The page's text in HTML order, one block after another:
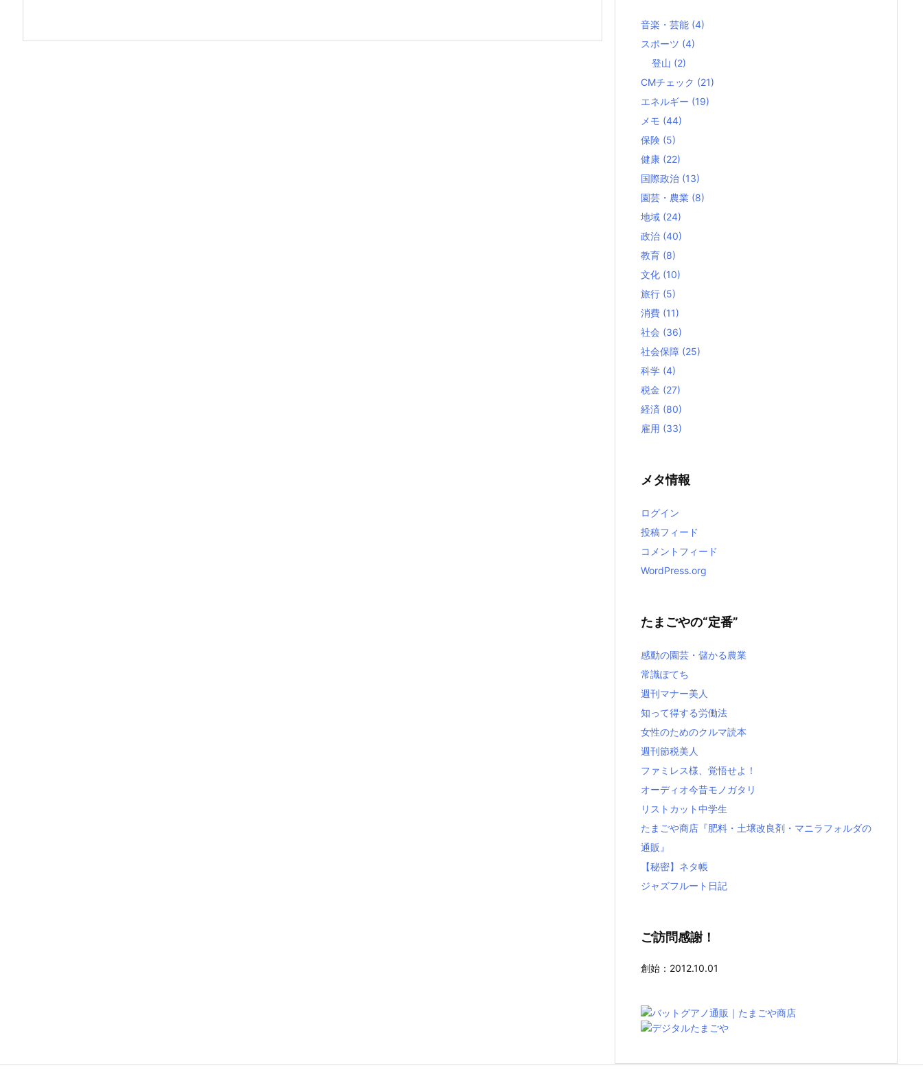
音楽・芸能 (4)
スポーツ (4)
登山 (2)
CMチェック (21)
エネルギー (19)
メモ (44)
保険 (5)
健康 (22)
国際政治 (13)
園芸・農業 (8)
地域 (24)
政治 (40)
教育 (8)
文化 (10)
旅行 (5)
消費 (11)
社会 (36)
社会保障 (25)
科学 (4)
税金 (27)
経済 (80)
雇用 (33)
メタ情報
ログイン
投稿フィード
コメントフィード
WordPress.org
たまごやの“定番”
感動の園芸・儲かる農業
常識ぽてち
週刊マナー美人
知って得する労働法
女性のためのクルマ読本
週刊節税美人
ファミレス様、覚悟せよ！
オーディオ今昔モノガタリ
リストカット中学生
たまごや商店『肥料・土壌改良剤・マニラフォルダの
通販』
【秘密】ネタ帳
ジャズフルート日記
ご訪問感謝！
創始：2012.10.01